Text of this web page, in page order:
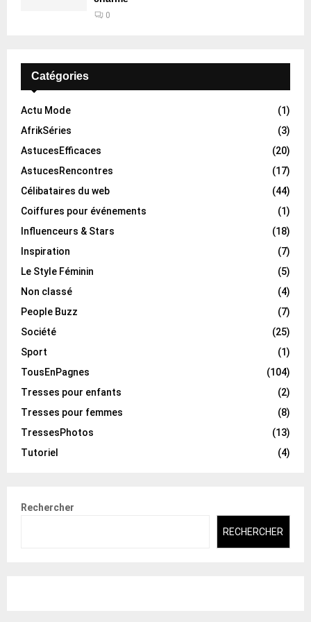
0
Catégories
Actu Mode
(1)
AfrikSéries
(3)
AstucesEfficaces
(20)
AstucesRencontres
(17)
Célibataires du web
(44)
Coiffures pour événements
(1)
Influenceurs & Stars
(18)
Inspiration
(7)
Le Style Féminin
(5)
Non classé
(4)
People Buzz
(7)
Société
(25)
Sport
(1)
TousEnPagnes
(104)
Tresses pour enfants
(2)
Tresses pour femmes
(8)
TressesPhotos
(13)
Tutoriel
(4)
Rechercher
RECHERCHER